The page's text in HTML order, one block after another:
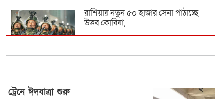
রাশিয়ায় নতুন ৫০ হাজার সেনা পাঠাচ্ছে
উত্তর কোরিয়া,...
রিয়াল মাদ্রিদে কড়া নিয়ম চালু মরিনিয়োর
ট্রেনে ঈদযাত্রা শুরু